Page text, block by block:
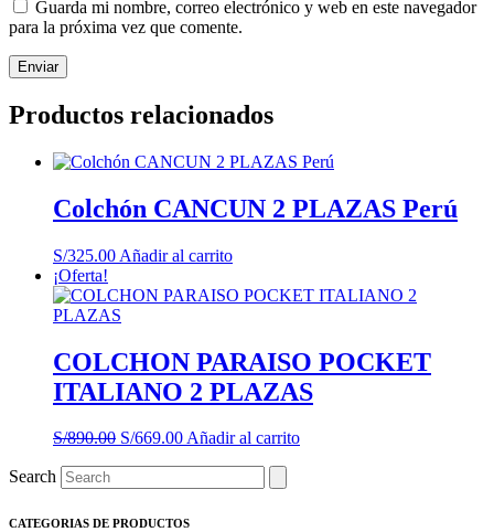
Guarda mi nombre, correo electrónico y web en este navegador
para la próxima vez que comente.
Productos relacionados
Colchón CANCUN 2 PLAZAS Perú
S/325.00 Añadir al carrito
¡Oferta!
COLCHON PARAISO POCKET
ITALIANO 2 PLAZAS
S/890.00 El
S/890.00.
S/669.00El
S/669.00.
Añadir al carrito
Search
CATEGORIAS DE PRODUCTOS